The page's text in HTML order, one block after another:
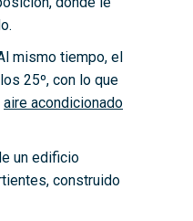
mismo tiempo, el
25º, con lo que
aire acondicionado
un edificio
construido